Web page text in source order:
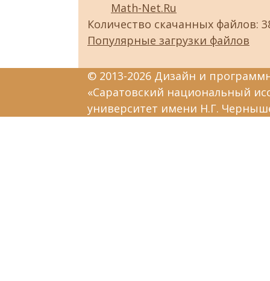
Math-Net.Ru
Количество скачанных файлов:
Популярные загрузки файлов
© 2013-2026 Дизайн и
«Саратовский национальный
университет имени Н.Г.